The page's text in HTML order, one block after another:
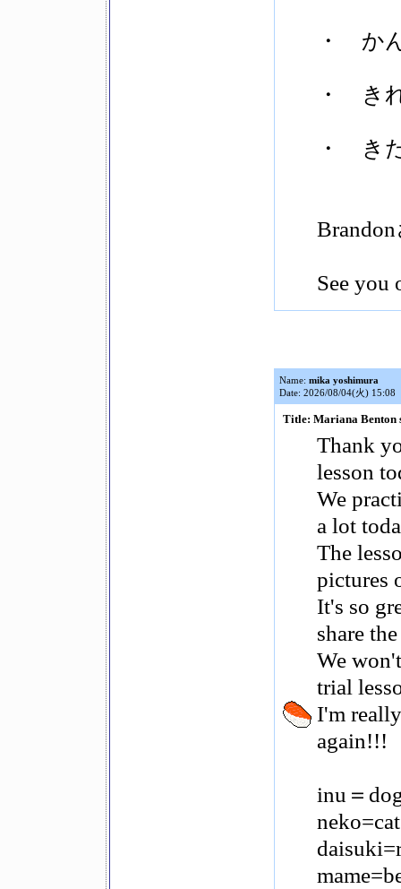
・ か
・ き
・ き
See you
Name: mika yoshimura
Date: 2026/08/04(火) 15:08
Title: Mariana Benton
Thank
lesson
We
a lot
The
pictures
It's so
share
We
trial
I'm
again!!!
inu＝